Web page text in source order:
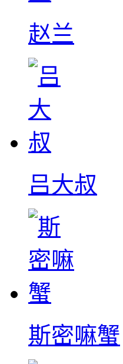
赵兰
吕大叔
斯密嘛蟹